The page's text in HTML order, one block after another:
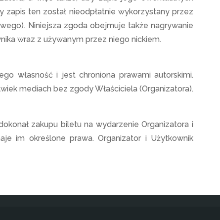
ten został nieodpłatnie wykorzystany przez
Niniejsza zgoda obejmuje także nagrywanie
wraz z używanym przez niego nickiem.
własność i jest chroniona prawami autorskimi.
mediach bez zgody Właściciela (Organizatora).
zakupu biletu na wydarzenie Organizatora i
im określone prawa. Organizator i Użytkownik